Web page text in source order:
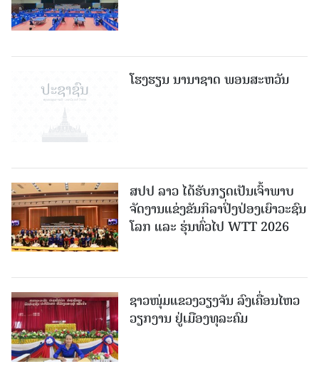
ໂຮງຮຽນ ນານາຊາດ ພອນສະຫວັນ
ສປປ ລາວ ໄດ້ຮັບກຽດເປັນເຈົ້າພາບ
ຈັດງານແຂ່ງຂັນກິລາປິ່ງປ່ອງເຍົາວະຊົນ
ໂລກ ແລະ ຮຸ່ນທົ່ວໄປ WTT 2026
ຊາວໜຸ່ມແຂວງວຽງຈັນ ລົງເຄື່ອນໄຫວ
ວຽກງານ ຢູ່ເມືອງທຸລະຄົມ